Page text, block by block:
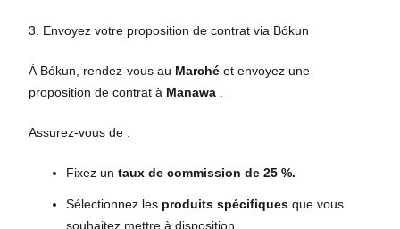
3. Envoyez votre proposition de contrat via Bókun
À Bókun, rendez-vous au Marché et envoyez une
proposition de contrat à Manawa
Assurez-vous de :
Fixez un taux de commission de 25 %.
Sélectionnez les produits spécifiques que vous
souhaitez mettre à disposition